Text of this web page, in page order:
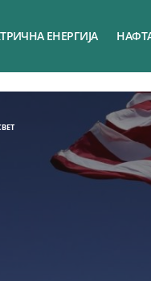
ЕНЕРГИЈА